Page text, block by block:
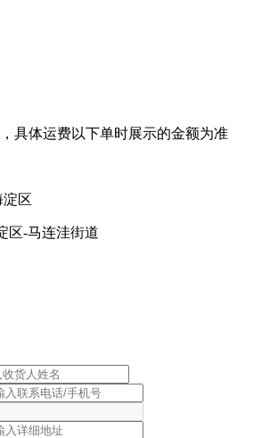
具体运费以下单时展示的金额为准
淀区
区-马连洼街道